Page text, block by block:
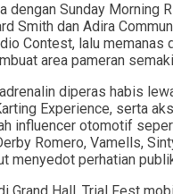
dengan Sunday Morning
Smith dan Adira
Contest, lalu memanas
area pameran
diperas habis
Experience, serta
influencer otomotif
Romero, Vamells,
menyedot perhatian